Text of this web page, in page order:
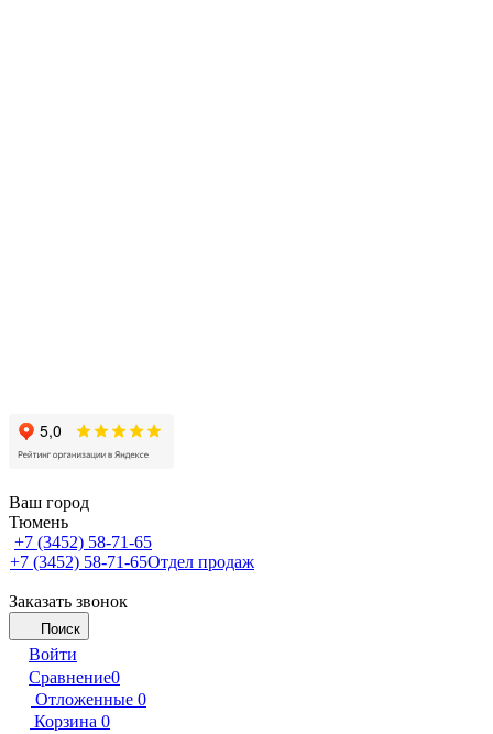
Ваш город
Тюмень
+7 (3452) 58-71-65
+7 (3452) 58-71-65Отдел продаж
Заказать звонок
Поиск
Войти
Сравнение0
Отложенные 0
Корзина 0